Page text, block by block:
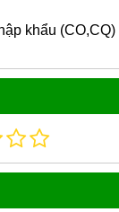
khẩu (CO,CQ)